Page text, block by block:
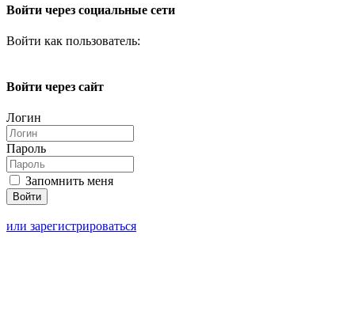
Войти через социальные сети
Войти как пользователь:
Войти через сайт
Логин
Пароль
Запомнить меня
или зарегистрироваться